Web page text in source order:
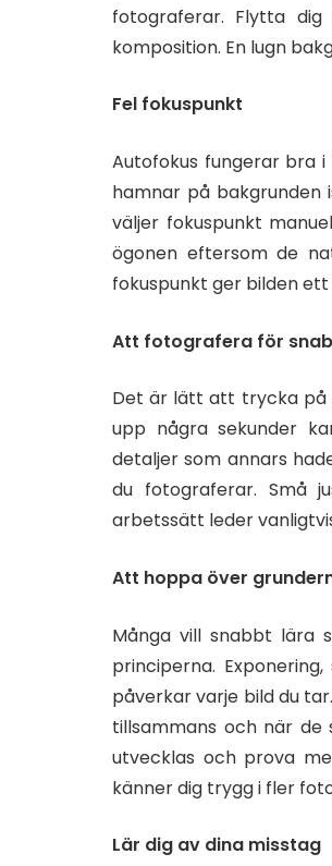
fotograferar. Flytta
komposition. En lugn
Fel fokuspunkt
Autofokus fungerar bra
hamnar på bakgrunden
väljer fokuspunkt
ögonen eftersom de
fokuspunkt ger bilden
Att fotografera för
Det är lätt att trycka på
upp några sekunder
detaljer som annars
du fotograferar. Små
arbetssätt leder
Att hoppa över
Många vill snabbt lära
principerna.
påverkar varje bild du
tillsammans och när
utvecklas och prova
känner dig trygg i fler
Lär dig av dina misstag